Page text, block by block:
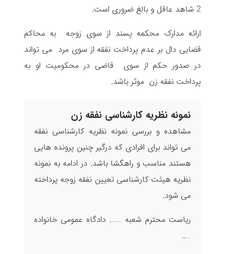
2 شاهد عاقل و بالغ ضروری است.
ارائه مدارک محکمه پسند از سوی زوجه به محاکم
قضایی دال بر عدم پرداخت نفقه از سوی مرد می تواند
در صدور حکم از سوی قاضی در محکومیت او به
پرداخت نفقه زن موثر باشد.
نمونه نظریه کارشناسی نفقه زن
مشاهده و بررسی نمونه نظریه کارشناسی نفقه
می تواند برای افرادی که درگیر چنین پرونده هایی
هستند مناسب و راهگشا باشد. در ادامه به نمونه
نظریه هیئت کارشناسی تعیین نفقه زوجه پرداخته
می شود.
ریاست محترم شعبه ……. دادگاه عمومی خانواده
…..